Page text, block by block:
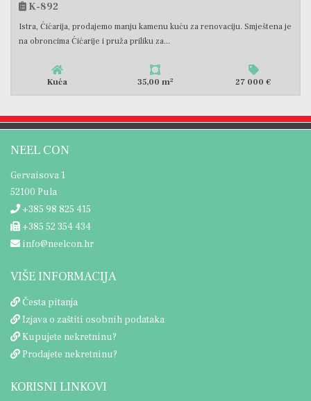
K-892
Istra, Ćićarija, prodajemo manju kamenu kuću za renovaciju. Smještena je
na obroncima Ćićarije i pruža priliku za...
Kuća 35,00 m2 27 000 €
NEEL CON
Gervaisova 1
52100 Pula
+385 98 825 415
+385 52 354 434
info@neelcon.hr
VIŠE INFORMACIJA
Česta pitanja
Izjava o zaštiti osobnih podataka
Kupujete nekretninu?
Prodajete nekretninu?
KORISNI LINKOVI